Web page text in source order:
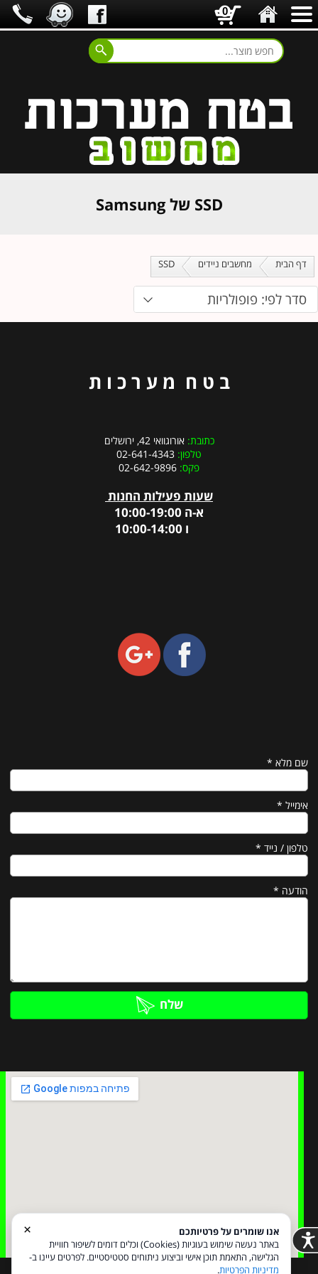
SSD של Samsung
דף הבית מחשבים ניידים SSD
סדר לפי: פופולריות
ב ט ח מ ע ר כ ו ת
כתובת:אורוגוואי 42, ירושלים
טלפון: 02-641-4343
פקס:
שעות פעילות החנות
א-ה 10:00-19:00
ו 10:00-14:00
שם מלא *
אימייל *
טלפון / נייד *
הודעה *
שלח
0
×
אנו שומרים על פרטיותכם
באתר נעשה שימוש בעוגיות (Cookies) וכלים דומים לשיפור חוויית
הגלישה, התאמת תוכן אישי וביצוע ניתוחים סטטיסטיים. לפרטים עיינו ב-
מדיניות הפרטיות.